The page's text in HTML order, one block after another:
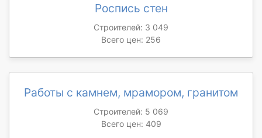
Роспись стен
Строителей: 3 049
Всего цен: 256
Работы с камнем, мрамором, гранитом
Строителей: 5 069
Всего цен: 409